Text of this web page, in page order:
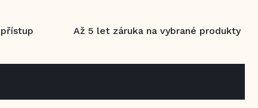
Až 5 let záruka na vybrané produkty